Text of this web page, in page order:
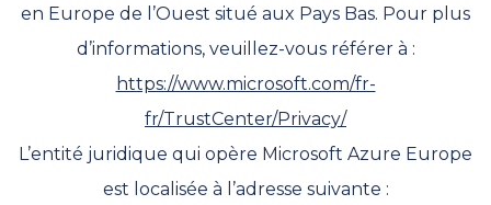
en Europe de l’Ouest situé aux Pays Bas. Pour plus
d’informations, veuillez-vous référer à :
https://www.microsoft.com/fr-
fr/TrustCenter/Privacy/
L’entité juridique qui opère Microsoft Azure Europe
est localisée à l’adresse suivante :